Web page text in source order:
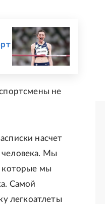
не
насчет
Мы
которые мы
Самой
легкоатлеты